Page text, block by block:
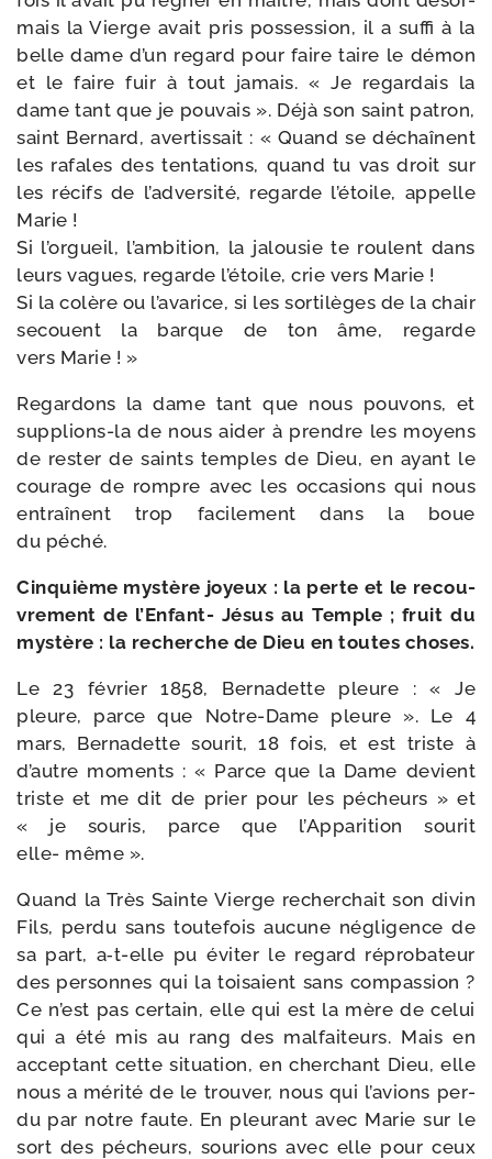
mais la Vierge avait pris pos­ses­sion, il a suf­fi à la
belle dame d’un regard pour faire taire le démon
et le faire fuir à tout jamais. « Je regar­dais la
dame tant que je pou­vais ». Déjà son saint patron,
saint Bernard, aver­tis­sait : « Quand se déchaînent
les rafales des ten­ta­tions, quand tu vas droit sur
les récifs de l’ad­ver­si­té, regarde l’é­toile, appelle
Marie !
Si l’orgueil, l’am­bi­tion, la jalou­sie te roulent dans
leurs vagues, regarde l’é­toile, crie vers Marie !
Si la colère ou l’a­va­rice, si les sor­ti­lèges de la chair
secouent la barque de ton âme, regarde
vers Marie ! »
Regardons la dame tant que nous pou­vons, et
supplions-​la de nous aider à prendre les moyens
de res­ter de saints temples de Dieu, en ayant le
cou­rage de rompre avec les occa­sions qui nous
entraînent trop faci­le­ment dans la boue
du péché.
Cinquième mys­tère joyeux : la perte et le recou­
vre­ment de l’Enfant- Jésus au Temple ; fruit du
mys­tère : la recherche de Dieu en toutes choses.
Le 23 février 1858, Bernadette pleure : « Je
pleure, parce que Notre-​Dame pleure ». Le 4
mars, Bernadette sou­rit, 18 fois, et est triste à
d’autre moments : « Parce que la Dame devient
triste et me dit de prier pour les pécheurs » et
« je sou­ris, parce que l’Apparition sou­rit
elle- même ».
Quand la Très Sainte Vierge recher­chait son divin
Fils, per­du sans tou­te­fois aucune négli­gence de
sa part, a‑t-​elle pu évi­ter le regard répro­ba­teur
des per­sonnes qui la toi­saient sans com­pas­sion ?
Ce n’est pas cer­tain, elle qui est la mère de celui
qui a été mis au rang des mal­fai­teurs. Mais en
accep­tant cette situa­tion, en cher­chant Dieu, elle
nous a méri­té de le trou­ver, nous qui l’avions per­
du par notre faute. En pleu­rant avec Marie sur le
sort des pécheurs, sou­rions avec elle pour ceux